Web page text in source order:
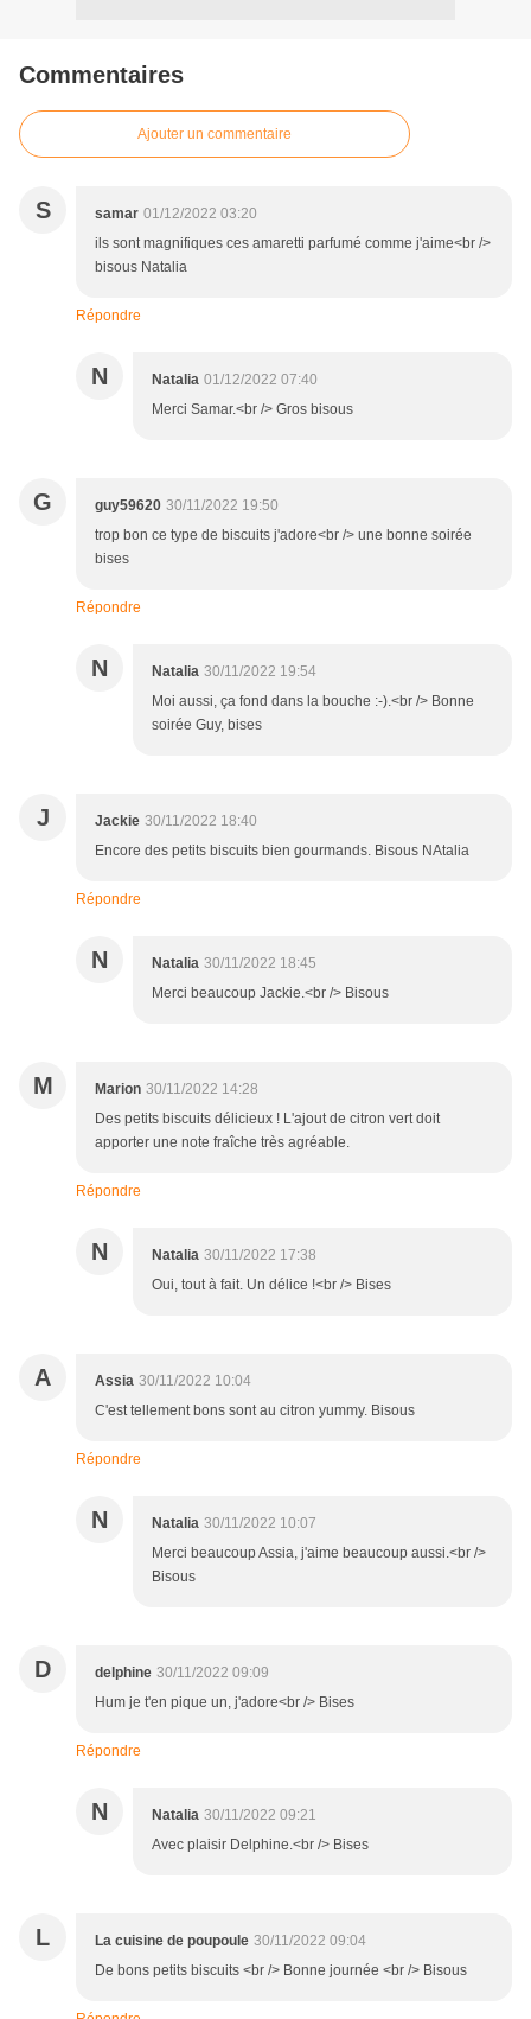
Commentaires
Ajouter un commentaire
S samar 01/12/2022 03:20
ils sont magnifiques ces amaretti parfumé comme j'aime<br />
bisous Natalia
Répondre
N Natalia 01/12/2022 07:40
Merci Samar.<br /> Gros bisous
G guy59620 30/11/2022 19:50
trop bon ce type de biscuits j'adore<br /> une bonne soirée
bises
Répondre
N Natalia 30/11/2022 19:54
Moi aussi, ça fond dans la bouche :-).<br /> Bonne
soirée Guy, bises
J Jackie 30/11/2022 18:40
Encore des petits biscuits bien gourmands. Bisous NAtalia
Répondre
N Natalia 30/11/2022 18:45
Merci beaucoup Jackie.<br /> Bisous
M Marion 30/11/2022 14:28
Des petits biscuits délicieux ! L'ajout de citron vert doit
apporter une note fraîche très agréable.
Répondre
N Natalia 30/11/2022 17:38
Oui, tout à fait. Un délice !<br /> Bises
A Assia 30/11/2022 10:04
C'est tellement bons sont au citron yummy. Bisous
Répondre
N Natalia 30/11/2022 10:07
Merci beaucoup Assia, j'aime beaucoup aussi.<br />
Bisous
D delphine 30/11/2022 09:09
Hum je t'en pique un, j'adore<br /> Bises
Répondre
N Natalia 30/11/2022 09:21
Avec plaisir Delphine.<br /> Bises
L La cuisine de poupoule 30/11/2022 09:04
De bons petits biscuits <br /> Bonne journée <br /> Bisous